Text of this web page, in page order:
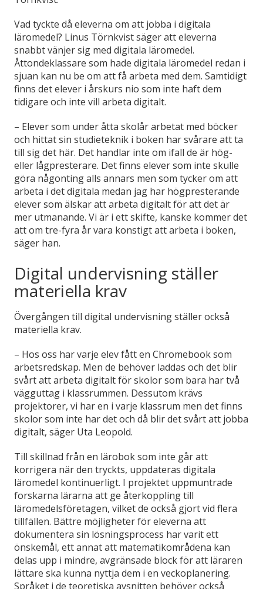
Vad tyckte då eleverna om att jobba i digitala
läromedel? Linus Törnkvist säger att eleverna
snabbt vänjer sig med digitala läromedel.
Åttondeklassare som hade digitala läromedel redan i
sjuan kan nu be om att få arbeta med dem. Samtidigt
finns det elever i årskurs nio som inte haft dem
tidigare och inte vill arbeta digitalt.
– Elever som under åtta skolår arbetat med böcker
och hittat sin studieteknik i boken har svårare att ta
till sig det här. Det handlar inte om ifall de är hög-
eller lågpresterare. Det finns elever som inte skulle
göra någonting alls annars men som tycker om att
arbeta i det digitala medan jag har högpresterande
elever som älskar att arbeta digitalt för att det är
mer utmanande. Vi är i ett skifte, kanske kommer det
att om tre-fyra år vara konstigt att arbeta i boken,
säger han.
Digital undervisning ställer
materiella krav
Övergången till digital undervisning ställer också
materiella krav.
– Hos oss har varje elev fått en Chromebook som
arbetsredskap. Men de behöver laddas och det blir
svårt att arbeta digitalt för skolor som bara har två
vägguttag i klassrummen. Dessutom krävs
projektorer, vi har en i varje klassrum men det finns
skolor som inte har det och då blir det svårt att jobba
digitalt, säger Uta Leopold.
Till skillnad från en lärobok som inte går att
korrigera när den tryckts, uppdateras digitala
läromedel kontinuerligt. I projektet uppmuntrade
forskarna lärarna att ge återkoppling till
läromedelsföretagen, vilket de också gjort vid flera
tillfällen. Bättre möjligheter för eleverna att
dokumentera sin lösningsprocess har varit ett
önskemål, ett annat att matematikområdena kan
delas upp i mindre, avgränsade block för att läraren
lättare ska kunna nyttja dem i en veckoplanering.
Språket i de teoretiska avsnitten behöver också